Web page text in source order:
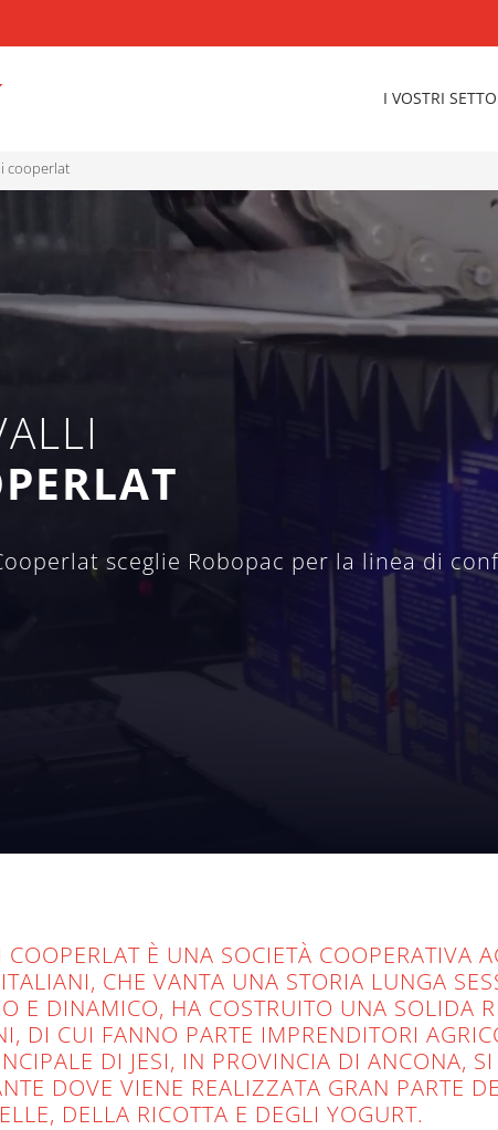
I VOSTRI
cooperlat
sceglie Robopac per la linea di
COOPERLAT È UNA SOCIETÀ COOPERATIVA
CHE VANTA UNA STORIA LUNGA
E DINAMICO, HA COSTRUITO UNA SOLIDA
DI CUI FANNO PARTE IMPRENDITORI
DI JESI, IN PROVINCIA DI ANCONA,
DOVE VIENE REALIZZATA GRAN PARTE
DELLA RICOTTA E DEGLI YOGURT.